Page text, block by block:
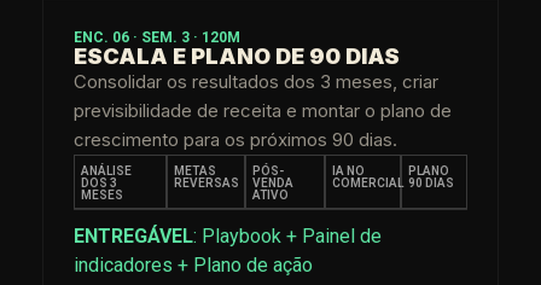
ENC. 06 · SEM. 3 · 120M
ESCALA E PLANO DE 90 DIAS
Consolidar os resultados dos 3 meses, criar
previsibilidade de receita e montar o plano de
crescimento para os próximos 90 dias.
ANÁLISE
DOS 3
MESES
METAS
REVERSAS
PÓS-
VENDA
ATIVO
IA NO
COMERCIAL
PLANO
90 DIAS
ENTREGÁVEL: Playbook + Painel de
indicadores + Plano de ação